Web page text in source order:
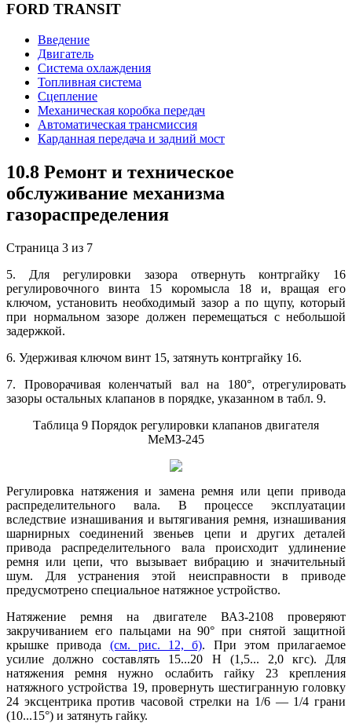
FORD TRANSIT
Введение
Двигатель
Система охлаждения
Топливная система
Сцепление
Механическая коробка передач
Автоматическая трансмиссия
Карданная передача и задний мост
10.8 Ремонт и техническое
обслуживание механизма
газораспределения
Страница 3 из 7
5. Для регулировки зазора отвернуть контргайку 16
регулировочного винта 15 коромысла 18 и, вращая его
ключом, установить необходимый зазор а по щупу, который
при нормальном зазоре должен перемещаться с небольшой
задержкой.
6. Удерживая ключом винт 15, затянуть контргайку 16.
7. Проворачивая коленчатый вал на 180°, отрегулировать
зазоры остальных клапанов в порядке, указанном в табл. 9.
Таблица 9 Порядок регулировки клапанов двигателя
МеМЗ-245
Регулировка натяжения и замена ремня или цепи привода
распределительного вала. В процессе эксплуатации
вследствие изнашивания и вытягивания ремня, изнашивания
шарнирных соединений звеньев цепи и других деталей
привода распределительного вала происходит удлинение
ремня или цепи, что вызывает вибрацию и значительный
шум. Для устранения этой неисправности в приводе
предусмотрено специальное натяжное устройство.
Натяжение ремня на двигателе ВАЗ-2108 проверяют
закручиванием его пальцами на 90° при снятой защитной
крышке привода (см. рис. 12, б). При этом прилагаемое
усилие должно составлять 15...20 Н (1,5... 2,0 кгс). Для
натяжения ремня нужно ослабить гайку 23 крепления
натяжного устройства 19, провернуть шестигранную головку
24 эксцентрика против часовой стрелки на 1/6 — 1/4 грани
(10...15°) и затянуть гайку.